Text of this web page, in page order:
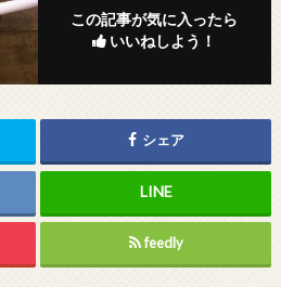
この記事が気に入ったら
いいねしよう！
シェア
feedly